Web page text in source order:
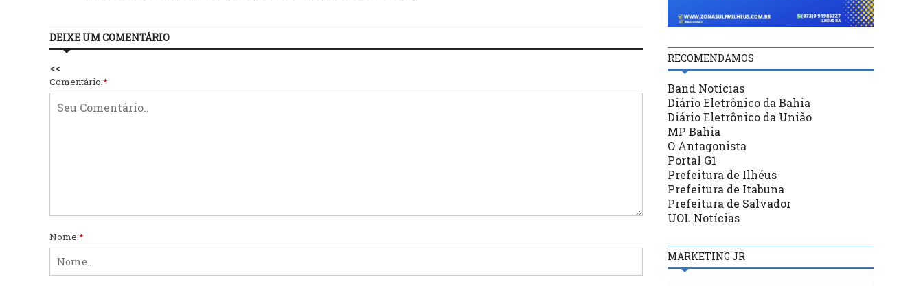
DEIXE UM COMENTÁRIO
<<
Comentário:*
Nome:*
RECOMENDAMOS
Band Notícias
Diário Eletrônico da Bahia
Diário Eletrônico da União
MP Bahia
O Antagonista
Portal G1
Prefeitura de Ilhéus
Prefeitura de Itabuna
Prefeitura de Salvador
UOL Notícias
MARKETING JR